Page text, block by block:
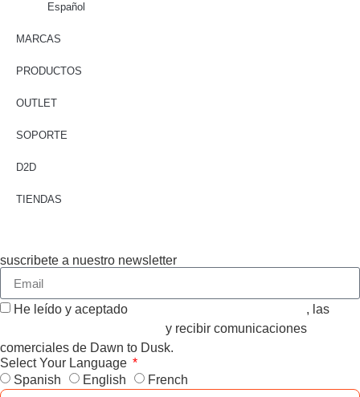
Español
MARCAS
PRODUCTOS
OUTLET
SOPORTE
D2D
TIENDAS
suscribete a nuestro newsletter
He leído y aceptado
, las
y recibir comunicaciones
comerciales de Dawn to Dusk.
Select Your Language
Spanish
English
French